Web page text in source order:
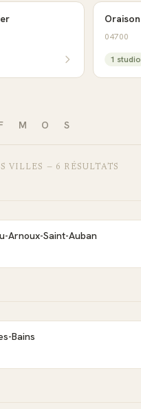
Oraison
04700
1 studio
M O S
VILLES — 6 RÉSULTATS
Arnoux-Saint-Auban
Bains